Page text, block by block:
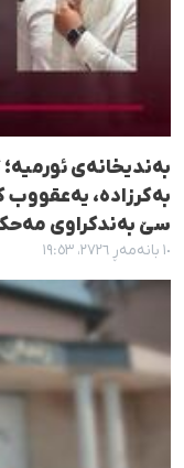
بەندیخانەی
بەکرزادە، یەعقووب
سێ بەندکراوی
١٠ بانەمەڕ ٢٧٢٦، ١٩:٥٣